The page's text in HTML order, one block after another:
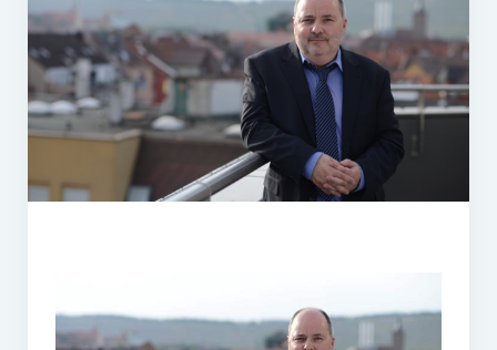
PR-Theorie
PR-Ethik
PR-Literatur
17 Ziele